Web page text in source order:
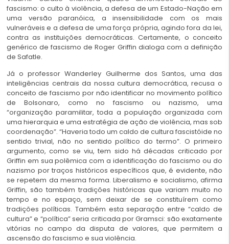
fascismo: o culto à violência, a defesa de um Estado-Nação em
uma versão paranóica, a insensibilidade com os mais
vulneráveis e a defesa de uma força própria, agindo fora da lei,
contra as instituições democráticas. Certamente, o conceito
genérico de fascismo de Roger Griffin dialoga com a definição
de Safatle.
Já o professor Wanderley Guilherme dos Santos, uma das
inteligências centrais da nossa cultura democrática, recusa o
conceito de fascismo por não identificar no movimento político
de Bolsonaro, como no fascismo ou nazismo, uma
“organização paramilitar, toda a população organizada com
uma hierarquia e uma estratégia de ação de violência, mas sob
coordenação”. “Haveria todo um caldo de cultura fascistóide no
sentido trivial, não no sentido político do termo”. O primeiro
argumento, como se viu, tem sido há décadas criticado por
Griffin em sua polêmica com a identificação do fascismo ou do
nazismo por traços históricos específicos que, é evidente, não
se repetem da mesma forma. Liberalismo e socialismo, afirma
Griffin, são também tradições históricas que variam muito no
tempo e no espaço, sem deixar de se constituírem como
tradições políticas. Também esta separação entre “caldo de
cultura” e “política” seria criticada por Gramsci: são exatamente
vitórias no campo da disputa de valores, que permitem a
ascensão do fascismo e sua violência.